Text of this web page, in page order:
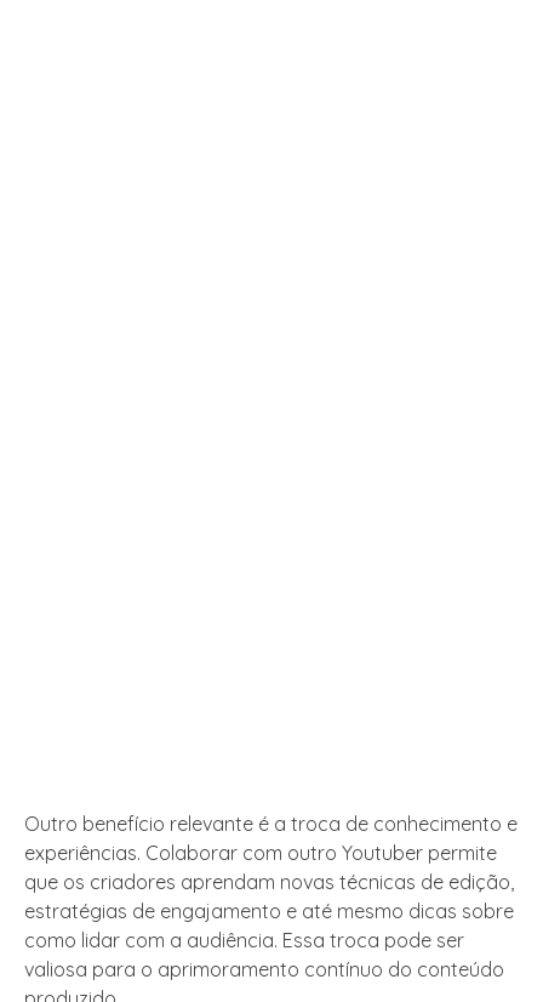
Outro benefício relevante é a troca de conhecimento e
experiências. Colaborar com outro Youtuber permite
que os criadores aprendam novas técnicas de edição,
estratégias de engajamento e até mesmo dicas sobre
como lidar com a audiência. Essa troca pode ser
valiosa para o aprimoramento contínuo do conteúdo